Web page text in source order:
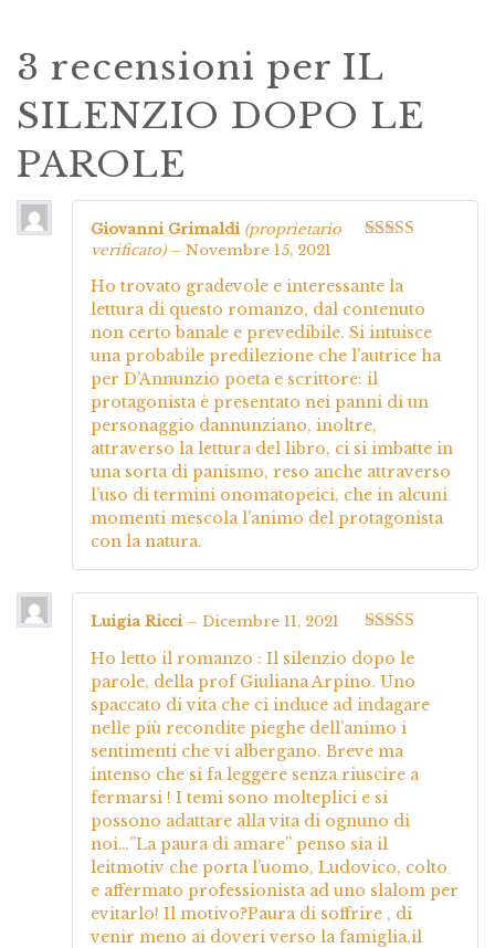
3 recensioni per IL
SILENZIO DOPO LE
PAROLE
Giovanni Grimaldi (proprietario
verificato) – Novembre 15, 2021
Ho trovato gradevole e interessante la
lettura di questo romanzo, dal contenuto
non certo banale e prevedibile. Si intuisce
una probabile predilezione che l’autrice ha
per D’Annunzio poeta e scrittore: il
protagonista è presentato nei panni di un
personaggio dannunziano, inoltre,
attraverso la lettura del libro, ci si imbatte in
una sorta di panismo, reso anche attraverso
l’uso di termini onomatopeici, che in alcuni
momenti mescola l’animo del protagonista
con la natura.
5
Luigia Ricci – Dicembre 11, 2021
Ho letto il romanzo : Il silenzio dopo le
parole, della prof Giuliana Arpino. Uno
spaccato di vita che ci induce ad indagare
nelle più recondite pieghe dell’animo i
sentimenti che vi albergano. Breve ma
intenso che si fa leggere senza riuscire a
fermarsi ! I temi sono molteplici e si
possono adattare alla vita di ognuno di
noi…”La paura di amare” penso sia il
leitmotiv che porta l’uomo, Ludovico, colto
e affermato professionista ad uno slalom per
evitarlo! Il motivo?Paura di soffrire , di
venir meno ai doveri verso la famiglia,il